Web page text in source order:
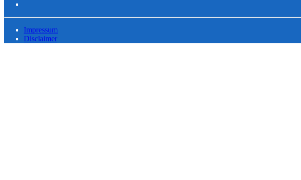
Impressum
Disclaimer